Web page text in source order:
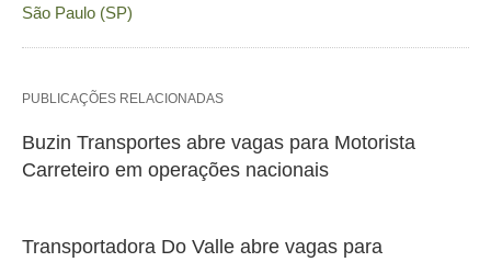
São Paulo (SP)
PUBLICAÇÕES RELACIONADAS
Buzin Transportes abre vagas para Motorista
Carreteiro em operações nacionais
Transportadora Do Valle abre vagas para